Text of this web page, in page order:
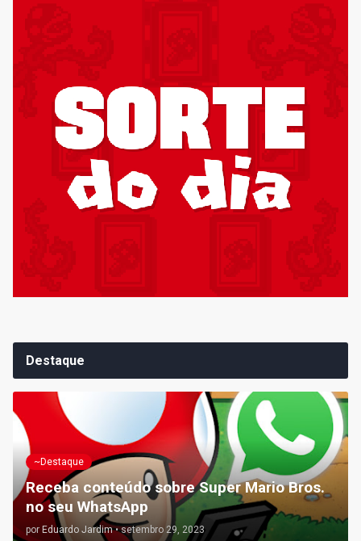
Destaque
~Destaque
Receba conteúdo sobre Super Mario Bros.
no seu WhatsApp
por Eduardo Jardim • setembro 29, 2023